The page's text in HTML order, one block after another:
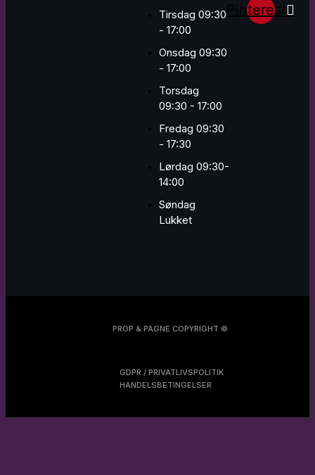
Tirsdag 09:30
- 17:00
Onsdag 09:30
- 17:00
Torsdag
09:30 - 17:00
Fredag 09:30
- 17:30
Lørdag 09:30-
14:00
Søndag
Lukket
Pinterest
PROP & PAGNE COPYRIGHT ©
GDPR / PRIVATLIVSPOLITIK
HANDELSBETINGELSER